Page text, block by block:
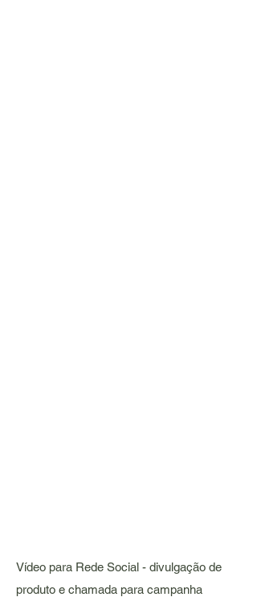
Vídeo para Rede Social - divulgação de
produto e chamada para campanha